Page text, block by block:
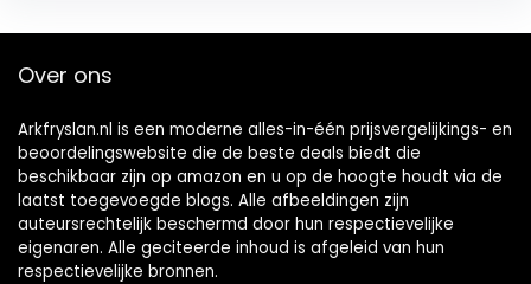
Over ons
Arkfryslan.nl is een moderne alles-in-één prijsvergelijkings- en
beoordelingswebsite die de beste deals biedt die
beschikbaar zijn op amazon en u op de hoogte houdt via de
laatst toegevoegde blogs. Alle afbeeldingen zijn
auteursrechtelijk beschermd door hun respectievelijke
eigenaren. Alle geciteerde inhoud is afgeleid van hun
respectievelijke bronnen.